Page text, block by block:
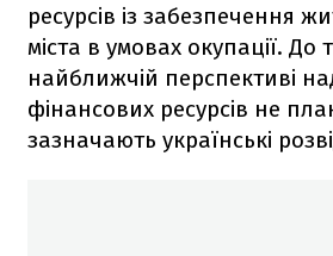
ресурсів із забезпечення
міста в умовах окупації. До
найближчій перспективі
фінансових ресурсів не
зазначають українські